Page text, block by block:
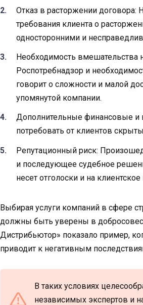
Отказ в расторжении договора:
требования клиента о
односторонними и
Необходимость вмешательства
Роспотребнадзор и
говорит о сложности и малой
упомянутой компании.
Дополнительные финансовые и
потребовать от клиентов
Репутационный риск:
и последующее судебное
несет отголоски и на
Выбирая услуги компаний в сфере
должны быть уверены в
Дистрибьютор» показало пример,
приводит к негативным
В таких условиях
независимых экспертов и